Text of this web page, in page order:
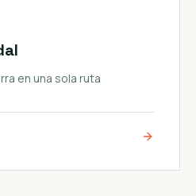
en una sola ruta